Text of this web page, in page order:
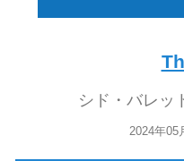
シド・バレッ
2024年05